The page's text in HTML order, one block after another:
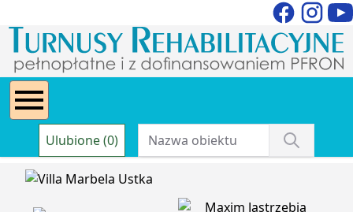
Ulubione (0)